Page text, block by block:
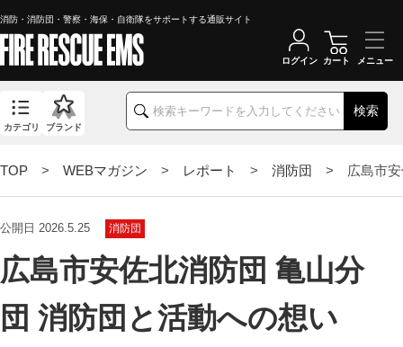
消防・消防団・警察・海保・自衛隊をサポートする通販サイト
検索
カテゴリ ブランド
ログイン カート
TOP > WEBマガジン > レポート > 消防団 > 広島市安
公開日 2026.5.25 消防団
広島市安佐北消防団 亀山分
団 消防団と活動への想い